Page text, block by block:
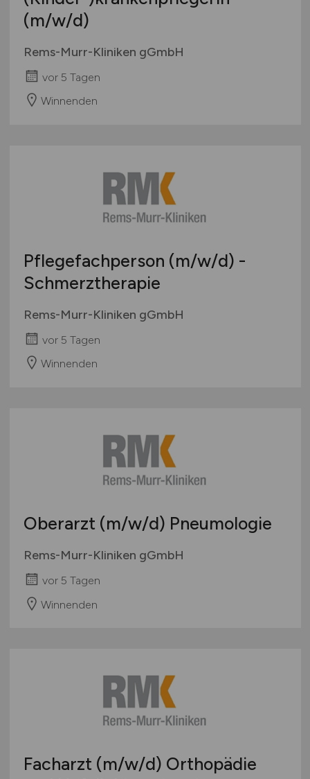
(m/w/d)
Rems-Murr-Kliniken gGmbH
vor 5 Tagen
Winnenden
Pflegefachperson (m/w/d) -
Schmerztherapie
Rems-Murr-Kliniken gGmbH
vor 5 Tagen
Winnenden
Oberarzt (m/w/d) Pneumologie
Rems-Murr-Kliniken gGmbH
vor 5 Tagen
Winnenden
Facharzt (m/w/d) Orthopädie